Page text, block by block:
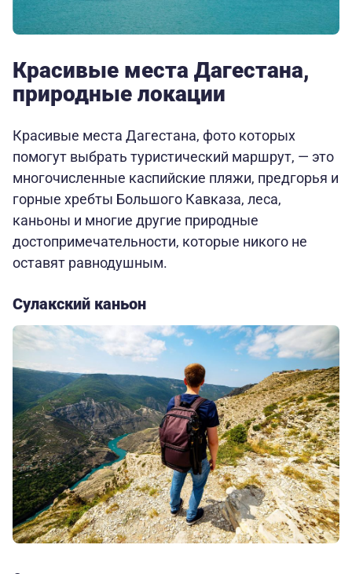
Красивые места Дагестана,
природные локации
Красивые места Дагестана, фото которых
помогут выбрать туристический маршрут, — это
многочисленные каспийские пляжи, предгорья и
горные хребты Большого Кавказа, леса,
каньоны и многие другие природные
достопримечательности, которые никого не
оставят равнодушным.
Сулакский каньон